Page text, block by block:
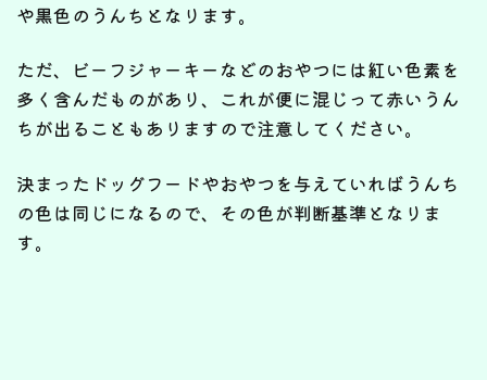
や黒色のうんちとなります。
ただ、ビーフジャーキーなどのおやつには紅い色素を
多く含んだものがあり、これが便に混じって赤いうん
ちが出ることもありますので注意してください。
決まったドッグフードやおやつを与えていればうんち
の色は同じになるので、その色が判断基準となりま
す。